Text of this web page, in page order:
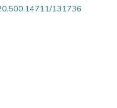
131736